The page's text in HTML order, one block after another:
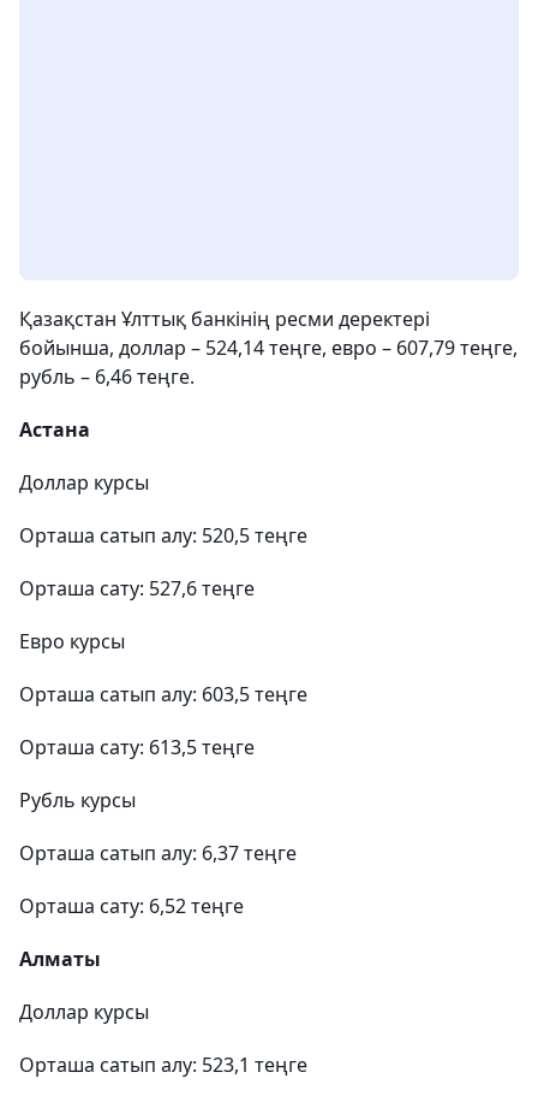
Қазақстан Ұлттық банкінің ресми деректері
бойынша, доллар – 524,14 теңге, евро – 607,79 теңге,
рубль – 6,46 теңге.
Астана
Доллар курсы
Орташа сатып алу: 520,5 теңге
Орташа сату: 527,6 теңге
Евро курсы
Орташа сатып алу: 603,5 теңге
Орташа сату: 613,5 теңге
Рубль курсы
Орташа сатып алу: 6,37 теңге
Орташа сату: 6,52 теңге
Алматы
Доллар курсы
Орташа сатып алу: 523,1 теңге